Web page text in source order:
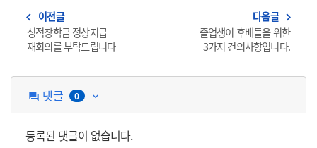
navigate_before 이전글
성적장학금 정상지급
재회의를 부탁드립니다
다음글 navigate_next
졸업생이 후배들을 위한
3가지 건의사항입니다.
question_answer 댓글 0 keyboard_arrow_down
등록된 댓글이 없습니다.